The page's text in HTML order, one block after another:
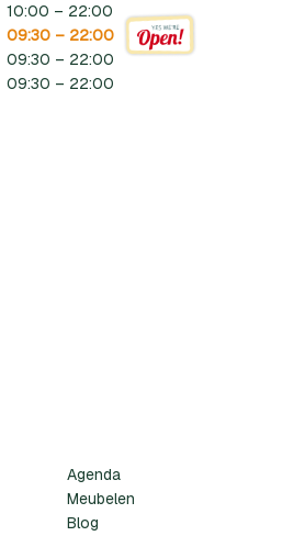
10:00 – 22:00
09:30 – 22:00
09:30 – 22:00
09:30 – 22:00
Agenda
Meubelen
Blog